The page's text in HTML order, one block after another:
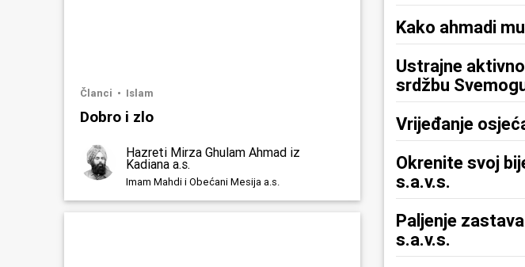
Članci Islam
Dobro i zlo
Hazreti Mirza Ghulam Ahmad iz
Kadiana a.s.
Imam Mahdi i Obećani Mesija a.s.
Kako ahmadi
Ustrajne
srdžbu
Vrijeđanje
Okrenite svoj
s.a.v.s.
Paljenje
s.a.v.s.